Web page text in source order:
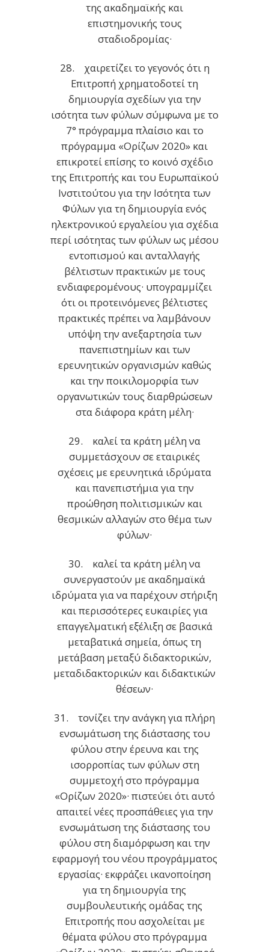
της ακαδημαϊκής και
επιστημονικής τους
σταδιοδρομίας·
28. χαιρετίζει το γεγονός ότι η
Επιτροπή χρηματοδοτεί τη
δημιουργία σχεδίων για την
ισότητα των φύλων σύμφωνα με το
7° πρόγραμμα πλαίσιο και το
πρόγραμμα «Ορίζων 2020» και
επικροτεί επίσης το κοινό σχέδιο
της Επιτροπής και του Ευρωπαϊκού
Ινστιτούτου για την Ισότητα των
Φύλων για τη δημιουργία ενός
ηλεκτρονικού εργαλείου για σχέδια
περί ισότητας των φύλων ως μέσου
εντοπισμού και ανταλλαγής
βέλτιστων πρακτικών με τους
ενδιαφερομένους· υπογραμμίζει
ότι οι προτεινόμενες βέλτιστες
πρακτικές πρέπει να λαμβάνουν
υπόψη την ανεξαρτησία των
πανεπιστημίων και των
ερευνητικών οργανισμών καθώς
και την ποικιλομορφία των
οργανωτικών τους διαρθρώσεων
στα διάφορα κράτη μέλη·
29. καλεί τα κράτη μέλη να
συμμετάσχουν σε εταιρικές
σχέσεις με ερευνητικά ιδρύματα
και πανεπιστήμια για την
προώθηση πολιτισμικών και
θεσμικών αλλαγών στο θέμα των
φύλων·
30. καλεί τα κράτη μέλη να
συνεργαστούν με ακαδημαϊκά
ιδρύματα για να παρέχουν στήριξη
και περισσότερες ευκαιρίες για
επαγγελματική εξέλιξη σε βασικά
μεταβατικά σημεία, όπως τη
μετάβαση μεταξύ διδακτορικών,
μεταδιδακτορικών και διδακτικών
θέσεων·
31. τονίζει την ανάγκη για πλήρη
ενσωμάτωση της διάστασης του
φύλου στην έρευνα και της
ισορροπίας των φύλων στη
συμμετοχή στο πρόγραμμα
«Ορίζων 2020»· πιστεύει ότι αυτό
απαιτεί νέες προσπάθειες για την
ενσωμάτωση της διάστασης του
φύλου στη διαμόρφωση και την
εφαρμογή του νέου προγράμματος
εργασίας· εκφράζει ικανοποίηση
για τη δημιουργία της
συμβουλευτικής ομάδας της
Επιτροπής που ασχολείται με
θέματα φύλου στο πρόγραμμα